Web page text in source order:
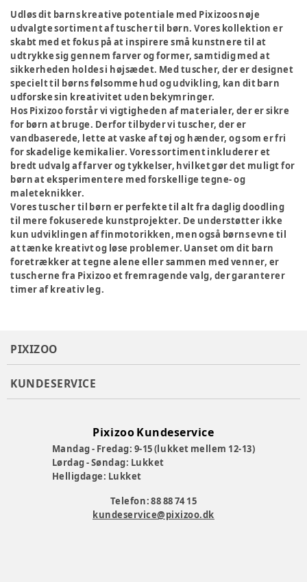
Udløs dit barns kreative potentiale med Pixizoos nøje
udvalgte sortiment af tuscher til børn. Vores kollektion er
skabt med et fokus på at inspirere små kunstnere til at
udtrykke sig gennem farver og former, samtidig med at
sikkerheden holdes i højsædet. Med tuscher, der er designet
specielt til børns følsomme hud og udvikling, kan dit barn
udforske sin kreativitet uden bekymringer.
Hos Pixizoo forstår vi vigtigheden af materialer, der er sikre
for børn at bruge. Derfor tilbyder vi tuscher, der er
vandbaserede, lette at vaske af tøj og hænder, og som er fri
for skadelige kemikalier. Vores sortiment inkluderer et
bredt udvalg af farver og tykkelser, hvilket gør det muligt for
børn at eksperimentere med forskellige tegne- og
maleteknikker.
Vores tuscher til børn er perfekte til alt fra daglig doodling
til mere fokuserede kunstprojekter. De understøtter ikke
kun udviklingen af finmotorikken, men også børns evne til
at tænke kreativt og løse problemer. Uanset om dit barn
foretrækker at tegne alene eller sammen med venner, er
tuscherne fra Pixizoo et fremragende valg, der garanterer
timer af kreativ leg.
PIXIZOO
KUNDESERVICE
Pixizoo Kundeservice
Mandag - Fredag: 9-15 (lukket mellem 12-13)
Lørdag - Søndag: Lukket
Helligdage: Lukket
Telefon: 88 88 74 15
kundeservice@pixizoo.dk